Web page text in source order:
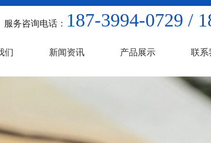
服务咨询电话： 187-3994-0729 /
们 新闻资讯 产品展示 联系